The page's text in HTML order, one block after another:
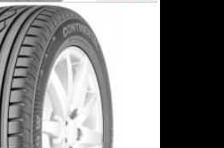
1 040 Dhs